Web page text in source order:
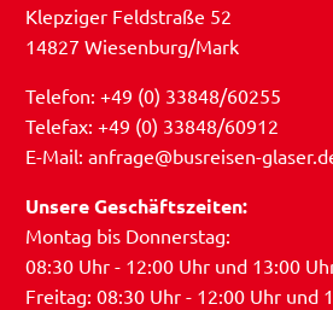
Klepziger Feldstraße 52
14827 Wiesenburg/Mark
Telefon: +49 (0) 33848/60255
Telefax: +49 (0) 33848/60912
E-Mail: anfrage@busreisen-
Unsere Geschäftszeiten:
Montag bis Donnerstag:
08:30 Uhr - 12:00 Uhr und 13:00
Freitag: 08:30 Uhr - 12:00 Uhr und